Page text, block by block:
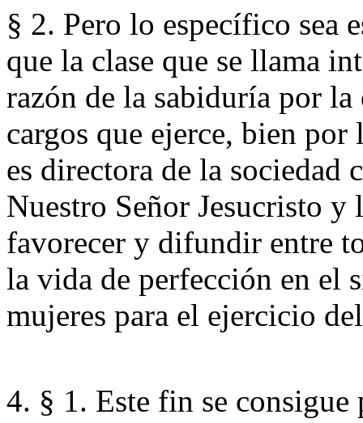
§ 2. Pero lo específico sea
que la clase que se llama
razón de la sabiduría por
cargos que ejerce, bien
es directora de la sociedad
Nuestro Señor Jesucristo
favorecer y difundir entre
la vida de perfección en el
mujeres para el ejercicio
4. § 1. Este fin se